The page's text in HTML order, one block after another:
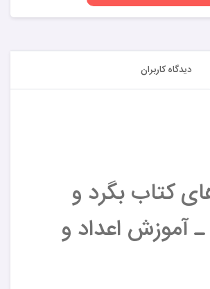
دیدگاه کاربران
کتاب بگرد و
آموزش اعداد و